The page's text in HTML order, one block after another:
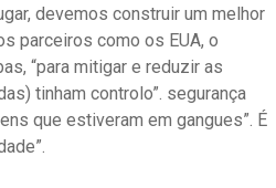
devemos construir um melhor
parceiros como os EUA, o
“para mitigar e reduzir as
tinham controlo”. segurança
que estiveram em gangues”. É